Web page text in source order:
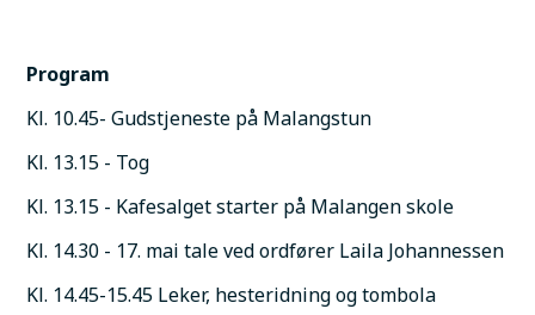
Program
Kl. 10.45- Gudstjeneste på Malangstun
Kl. 13.15 - Tog
Kl. 13.15 - Kafesalget starter på Malangen skole
Kl. 14.45-15.45 Leker, hesteridning og tombola